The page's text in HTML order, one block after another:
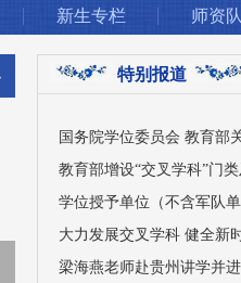
新生专栏 师资
特别报道
国务院学位委员会 教育部
教育部增设“交叉学科”门
学位授予单位（不含军队
大力发展交叉学科 健全
梁海燕老师赴贵州讲学并